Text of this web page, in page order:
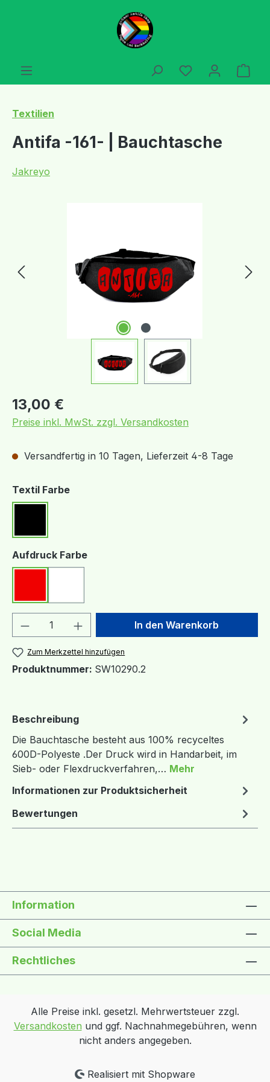
Zum Hauptinhalt springen
Du hast 0
Textilien
Antifa -161- | Bauchtasche
Jakreyo
Regulärer Preis:
13,00 €
Preise inkl. MwSt. zzgl. Versandkosten
Versandfertig in 10 Tagen, Lieferzeit 4-8 Tage
Textil Farbeauswählen
Aufdruck Farbeauswählen
Produkt Anzahl: Gib denIn den Warenkorb
Zum Merkzettel hinzufügen
Produktnummer: SW10290.2
Beschreibung
Die Bauchtasche besteht aus 100% recyceltes
600D-Polyeste .Der Druck wird in Handarbeit, im
Sieb- oder Flexdruckverfahren,… Mehr
Informationen zur Produktsicherheit
Bewertungen
Information
Social Media
Rechtliches
Alle Preise inkl. gesetzl. Mehrwertsteuer zzgl.
Versandkosten und ggf. Nachnahmegebühren, wenn
nicht anders angegeben.
Realisiert mit Shopware